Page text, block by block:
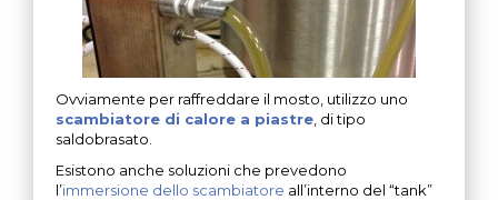
Ovviamente per raffreddare il mosto, utilizzo uno
scambiatore di calore a piastre , di tipo
saldobrasato.
Esistono anche soluzioni che prevedono
l’immersione dello scambiatore all’interno del “tank”